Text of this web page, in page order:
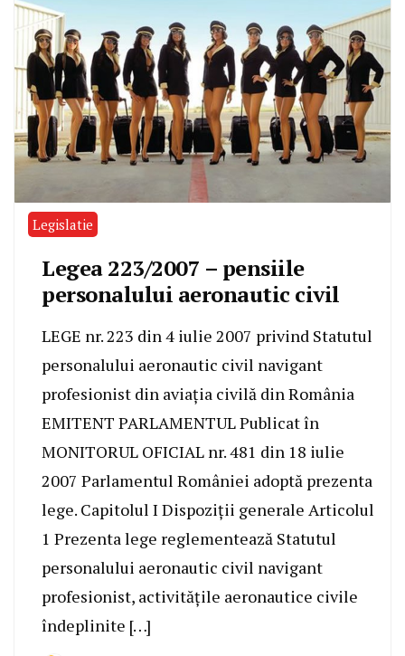
Legislatie
Legea 223/2007 – pensiile
personalului aeronautic civil
LEGE nr. 223 din 4 iulie 2007 privind Statutul
personalului aeronautic civil navigant
profesionist din aviația civilă din România
EMITENT PARLAMENTUL Publicat în
MONITORUL OFICIAL nr. 481 din 18 iulie
2007 Parlamentul României adoptă prezenta
lege. Capitolul I Dispoziții generale Articolul
1 Prezenta lege reglementează Statutul
personalului aeronautic civil navigant
profesionist, activitățile aeronautice civile
îndeplinite […]